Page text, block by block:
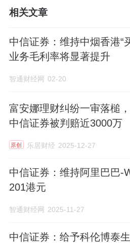
相关文章
中信证券：维持中烟香港“
业务毛利率将显著提升
智通财经网 02-20
富安娜理财纠纷一审落槌，
中信证券被判赔近3000万
原创 乐居财经 2025-12-27
中信证券：维持阿里巴巴-
201港元
智通财经网 2025-11-27
中信证券：给予科伦博泰